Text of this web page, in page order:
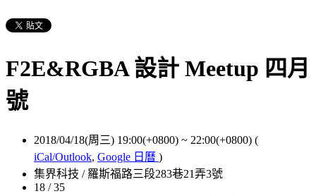
F2E&RGBA 設計 Meetup 四月
號
2018/04/18(周三) 19:00(+0800) ~ 22:00(+0800) (
iCal/Outlook, Google 日曆 )
集界科技 / 羅斯福路三段283巷21弄3號
18 / 35